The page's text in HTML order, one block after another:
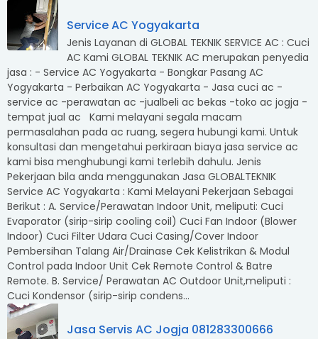
Service AC Yogyakarta
Jenis Layanan di GLOBAL TEKNIK SERVICE AC : Cuci
AC Kami GLOBAL TEKNIK AC merupakan penyedia
jasa : - Service AC Yogyakarta - Bongkar Pasang AC
Yogyakarta - Perbaikan AC Yogyakarta - Jasa cuci ac -
service ac -perawatan ac -jualbeli ac bekas -toko ac jogja -
tempat jual ac Kami melayani segala macam
permasalahan pada ac ruang, segera hubungi kami. Untuk
konsultasi dan mengetahui perkiraan biaya jasa service ac
kami bisa menghubungi kami terlebih dahulu. Jenis
Pekerjaan bila anda menggunakan Jasa GLOBALTEKNIK
Service AC Yogyakarta : Kami Melayani Pekerjaan Sebagai
Berikut : A. Service/Perawatan Indoor Unit, meliputi: Cuci
Evaporator (sirip-sirip cooling coil) Cuci Fan Indoor (Blower
Indoor) Cuci Filter Udara Cuci Casing/Cover Indoor
Pembersihan Talang Air/Drainase Cek Kelistrikan & Modul
Control pada Indoor Unit Cek Remote Control & Batre
Remote. B. Service/ Perawatan AC Outdoor Unit,meliputi :
Cuci Kondensor (sirip-sirip condens...
Jasa Servis AC Jogja 081283300666